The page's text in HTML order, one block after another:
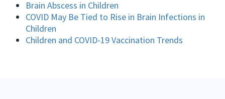
Brain Abscess in Children
COVID May Be Tied to Rise in Brain Infections in
Children
Children and COVID-19 Vaccination Trends